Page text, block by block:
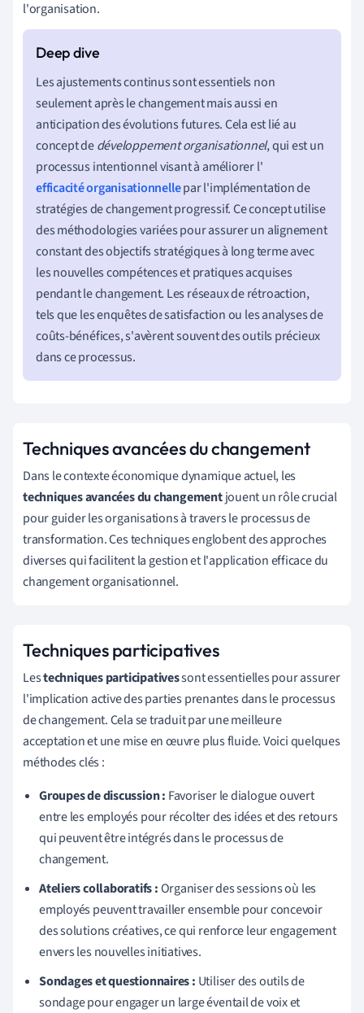
l'organisation.
Les ajustements continus sont essentiels non
seulement après le changement mais aussi en
anticipation des évolutions futures. Cela est lié au
concept dedéveloppement organisationnel, qui est un
processus intentionnel visant à améliorer l'
efficacité organisationnellepar l'implémentation de
stratégies de changement progressif. Ce concept utilise
des méthodologies variées pour assurer un alignement
constant des objectifs stratégiques à long terme avec
les nouvelles compétences et pratiques acquises
pendant le changement. Les réseaux de rétroaction,
tels que les enquêtes de satisfaction ou les analyses de
coûts-bénéfices, s'avèrent souvent des outils précieux
dans ce processus.
Techniques avancées du changement
Dans le contexte économique dynamique actuel, les
techniques avancées du changementjouent un rôle crucial
pour guider les organisations à travers le processus de
transformation. Ces techniques englobent des approches
diverses qui facilitent la gestion et l'application efficace du
changement organisationnel.
Techniques participatives
Lestechniques participativessont essentielles pour assurer
l'implication active des parties prenantes dans le processus
de changement. Cela se traduit par une meilleure
acceptation et une mise en œuvre plus fluide. Voici quelques
méthodes clés :
Groupes de discussion : Favoriser le dialogue ouvert
entre les employés pour récolter des idées et des retours
qui peuvent être intégrés dans le processus de
changement.
Ateliers collaboratifs :Organiser des sessions où les
employés peuvent travailler ensemble pour concevoir
des solutions créatives, ce qui renforce leur engagement
envers les nouvelles initiatives.
Sondages et questionnaires : Utiliser des outils de
sondage pour engager un large éventail de voix et